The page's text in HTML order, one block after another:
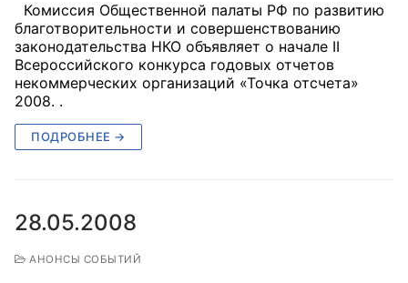
Положения
Соглашения
Рекомендации
Порядок работы ЦОН
УСТАВ ГКУ “АППАРАТ ОП КО”
Доходы руководителя за 2024 г.
Комиссия Общественной палаты РФ по развитию
благотворительности и совершенствованию
законодательства НКО объявляет о начале II
Всероссийского конкурса годовых отчетов
некоммерческих организаций «Точка отсчета»
2008. .
ПОДРОБНЕЕ →
28.05.2008
АНОНСЫ СОБЫТИЙ